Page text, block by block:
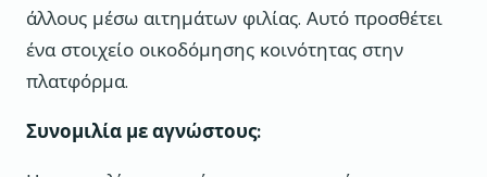
άλλους μέσω αιτημάτων φιλίας. Αυτό προσθέτει
ένα στοιχείο οικοδόμησης κοινότητας στην
πλατφόρμα.
Συνομιλία με αγνώστους: